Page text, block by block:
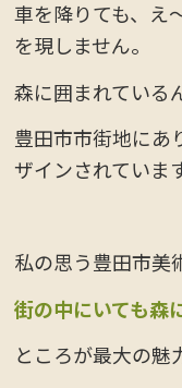
車を降りても、え
を現しません。
森に囲まれている
豊田市市街地にあ
ザインされていま
私の思う豊田市美
街の中にいても森
ところが最大の魅